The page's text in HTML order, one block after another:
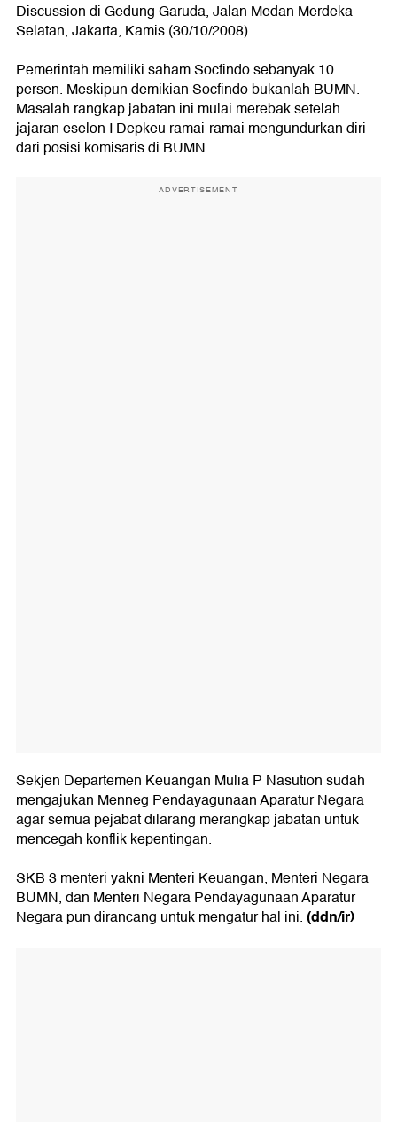
Discussion di Gedung Garuda, Jalan Medan Merdeka
Selatan, Jakarta, Kamis (30/10/2008).
Pemerintah memiliki saham Socfindo sebanyak 10
persen. Meskipun demikian Socfindo bukanlah BUMN.
Masalah rangkap jabatan ini mulai merebak setelah
jajaran eselon I Depkeu ramai-ramai mengundurkan diri
dari posisi komisaris di BUMN.
ADVERTISEMENT
Sekjen Departemen Keuangan Mulia P Nasution sudah
mengajukan Menneg Pendayagunaan Aparatur Negara
agar semua pejabat dilarang merangkap jabatan untuk
mencegah konflik kepentingan.
SKB 3 menteri yakni Menteri Keuangan, Menteri Negara
BUMN, dan Menteri Negara Pendayagunaan Aparatur
Negara pun dirancang untuk mengatur hal ini.(ddn/ir)